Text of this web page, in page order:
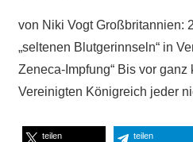
von Niki Vogt Großbritannien:
„seltenen Blutgerinnseln“ in
Zeneca-Impfung“ Bis vor ganz
Vereinigten Königreich jeder
teilen teilen